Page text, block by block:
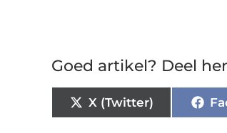
Goed artikel? Deel
X (Twitter)